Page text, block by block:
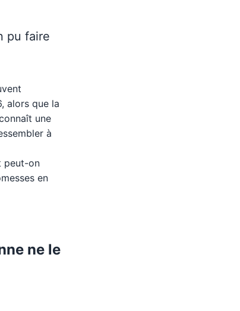
pu faire
alors que la
une
à
peut-on
en
ne le